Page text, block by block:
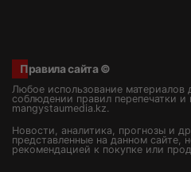
Правила сайта ©
Любое использование материалов
соблюдении правил перепечатки
mangystaumedia.kz.
Новости, аналитика, прогнозы и
представленные на данном сайте,
рекомендацией к покупке или